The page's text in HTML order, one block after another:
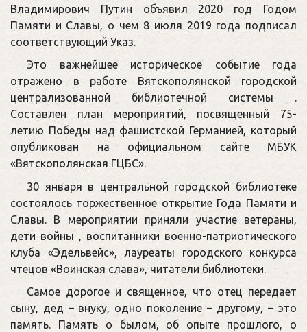
Владимирович Путин объявил 2020 год Годом
Памяти и Славы, о чем 8 июля 2019 года подписал
соответствующий Указ.
Это важнейшее историческое событие года
отражено в работе Вятскополянской городской
централизованной библиотечной системы .
Составлен план мероприятий, посвященный 75-
летию Победы над фашистской Германией, который
опубликован на официальном сайте МБУК
«Вятскополянская ГЦБС».
30 января в центральной городской библиотеке
состоялось торжественное открытие Года Памяти и
Славы. В мероприятии приняли участие ветераны,
дети войны , воспитанники военно-патриотического
клуба «Эдельвейс», лауреаты городского конкурса
чтецов «Воинская слава», читатели библиотеки.
Самое дорогое и священное, что отец передает
сыну, дед – внуку, одно поколение – другому, – это
память. Память о былом, об опыте прошлого, о